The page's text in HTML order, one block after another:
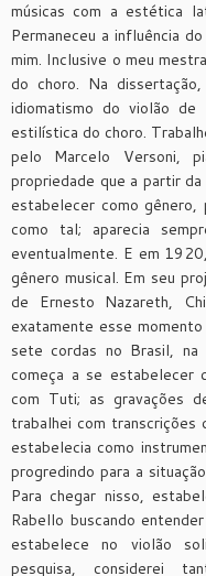
músicas com a estética
Permaneceu a influência
mim. Inclusive o meu
do choro. Na
idiomatismo do violão de
estilística do choro.
pelo Marcelo Versoni,
propriedade que a partir
estabelecer como
como tal; aparecia
eventualmente. E em
gênero musical. Em seu
de Ernesto Nazareth,
exatamente esse
sete cordas no Brasil,
começa a se estabelecer
com Tuti; as gravações
trabalhei com transcrições
estabelecia como
progredindo para a
Para chegar nisso,
Rabello buscando
estabelece no violão
pesquisa, considerei